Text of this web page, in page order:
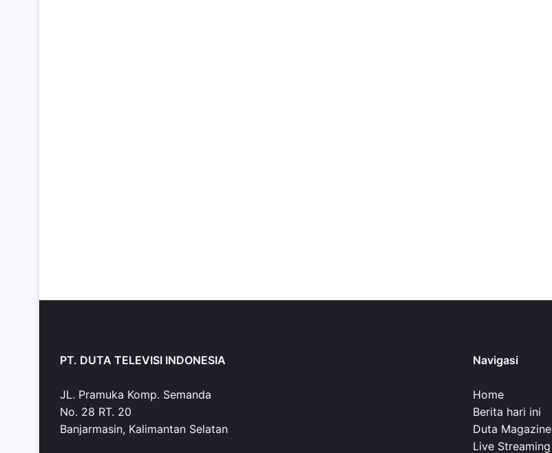
PT. DUTA TELEVISI INDONESIA
JL. Pramuka Komp. Semanda
No. 28 RT. 20
Banjarmasin, Kalimantan Selatan
Navigasi
Home
Berita hari ini
Duta Magazine
Live Streaming